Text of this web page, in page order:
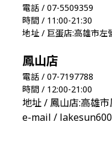
電話 / 07-5509359
時間 / 11:00-21:30
地址 / 巨蛋店:高雄市左
鳳山店
電話 / 07-7197788
時間 / 12:00-21:00
地址 / 鳳山店:高雄
e-mail /